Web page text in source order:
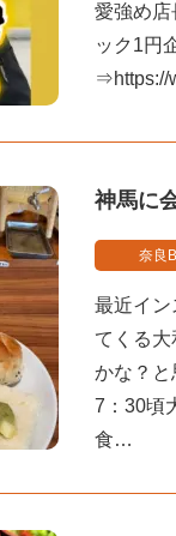
愛強め
ック1円
⇒https://
神馬に
奈良
最近イン
てくる
かな？と
7：30頃
食…